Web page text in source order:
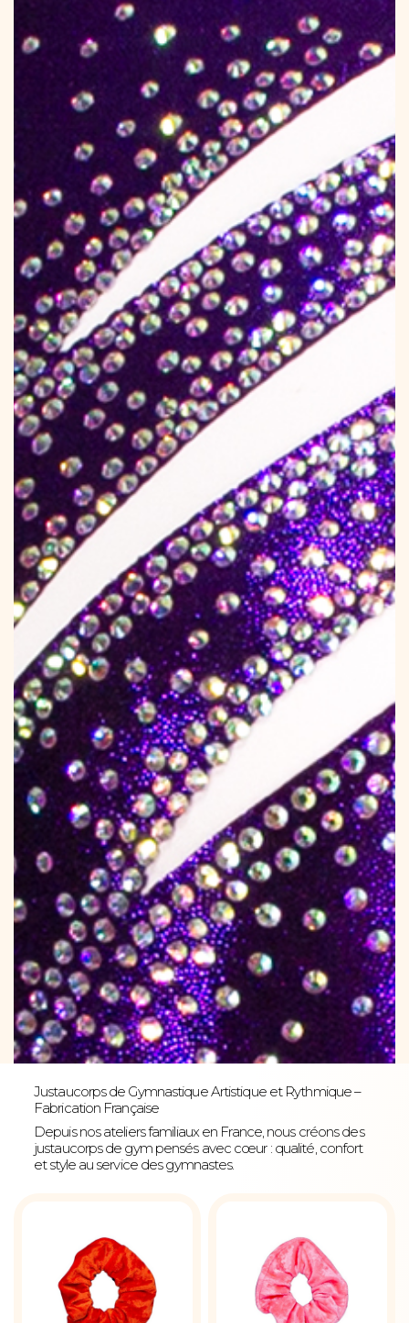
Justaucorps de Gymnastique Artistique et Rythmique –
Fabrication Française
Depuis nos ateliers familiaux en France, nous créons des
justaucorps de gym pensés avec cœur : qualité, confort
et style au service des gymnastes.